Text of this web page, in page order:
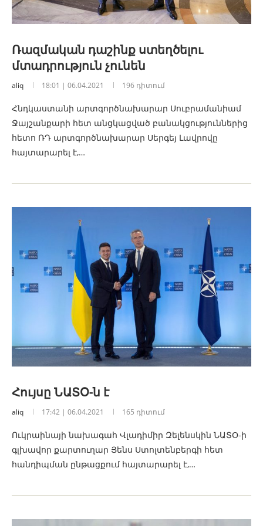
Ռազմական դաշինք ստեղծելու
մտադրություն չունեն
aliq 18:01 | 06.04.2021 196 դիտում
Հնդկաստանի արտգործնախարար Սուբրամանիամ
Ջայշանքարի հետ անցկացված բանակցություններից
հետո ՌԴ արտգործնախարար Սերգեյ Լավրովը
հայտարարել է,…
Հույսը ՆԱՏՕ-ն է
aliq 17:42 | 06.04.2021 165 դիտում
Ուկրաինայի նախագահ Վլադիմիր Զելենսկին ՆԱՏՕ-ի
գլխավոր քարտուղար Յենս Ստոլտենբերգի հետ
հանդիպման ընթացքում հայտարարել է,…